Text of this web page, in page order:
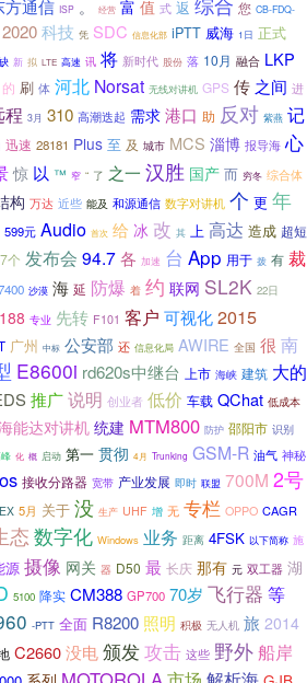
方通信 ISP 。 经营 富 值 式 返 您 CB-FDQ-
2020科技 凭 SDC 信息化部 iPTT 威海 1日 正式
新 拟 LTE 高速 讯 将 新时代 股份 落 10月 融合 LKP
的 刷 体 河北 Norsat 无线对讲机 GPS 传 之间 进
程 3月 310 高潮迭起 需求 港口 助 反对 紫燕 记
迅速 28181 Plus 至 及 城市 MCS 淄博 报导海 心
惊 以 ™ 窄 “ 了 之一 汉胜 国产 而 穷冬 综合体
构 万达 近些 能及 和源通信 数字对讲机 个 更 年
599元 Audio 首次 给 冰 改 其 上 高达 造成 超短
7个 发布会 94.7各 加速 台 App 用于 拨 有 裁
沙漠 海 延 防爆 着 约 联网 SL2K 22日
专业 先转 F101 客户 可视化2015
广州 中标 公安部 还 信息化局 AWIRE 全国 很 南
E8600i rd620s中继台 上市 海峡 建筑 大的
推广说明 创业者 低价 车载 QChat 低成本
能达对讲机 统建 MTM800 防护 邵阳市 识别
化 概 启动 第一 贯彻 4月 Trunking GSM-R 油气 神秘
接收分路器 宽带 产业发展 即时 联盟 700M 2号
5月 关于 没 生产 UHF 增 无 专栏 OPPO CAGR
态 数字化 Windows 业务 距离 4FSK 以下简称 施
源 摄像 网关 器 D50 最 长庆 那有 元 双工器 湖
5100 降实 CM388 GP700 70岁 飞行器 等
-PTT 全面 R8200 照明 积极 无人机 旅 2014
C2660没电颁发攻击 这些 野外船岸